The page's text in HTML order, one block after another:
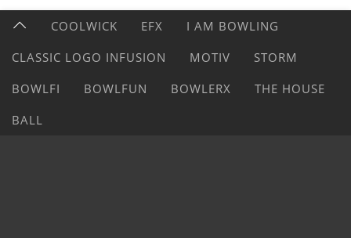
COOLWICK EFX
I AM BOWLING
CLASSIC LOGO INFUSION
MOTIV
STORM
BOWLFI
BOWLFUN BOWLERX
THE HOUSE
BALL